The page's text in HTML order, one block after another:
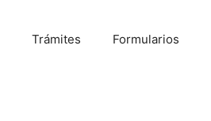
Trámites Formularios